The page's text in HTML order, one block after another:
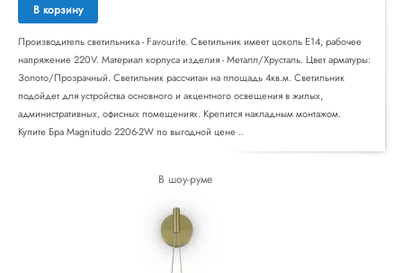
В корзину
Производитель светильника - Favourite. Светильник имеет цоколь E14, рабочее
напряжение 220V. Материал корпуса изделия - Металл/Хрусталь. Цвет арматуры:
Золото/Прозрачный. Светильник рассчитан на площадь 4кв.м. Светильник
подойдет для устройства основного и акцентного освещения в жилых,
административных, офисных помещениях. Крепится накладным монтажом.
Купите Бра Magnitudo 2206-2W по выгодной цене ..
В шоу-руме